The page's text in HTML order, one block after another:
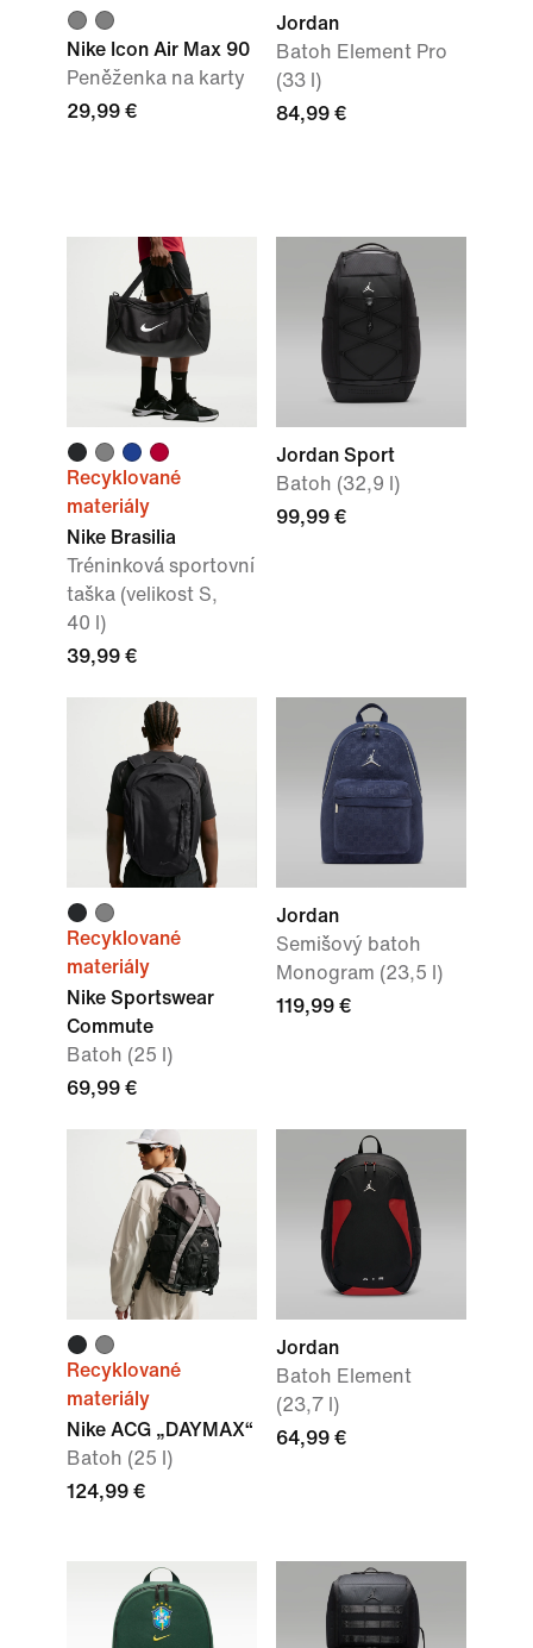
Nike Icon Air Max 90
Peněženka na karty
29,99 €
Jordan
Batoh Element Pro
(33 l)
84,99 €
Recyklované
materiály
Nike Brasilia
Tréninková sportovní
taška (velikost S,
40 l)
39,99 €
Jordan Sport
Batoh (32,9 l)
99,99 €
Recyklované
materiály
Nike Sportswear
Commute
Batoh (25 l)
69,99 €
Jordan
Semišový batoh
Monogram (23,5 l)
119,99 €
Recyklované
materiály
Nike ACG „DAYMAX“
Batoh (25 l)
124,99 €
Jordan
Batoh Element
(23,7 l)
64,99 €